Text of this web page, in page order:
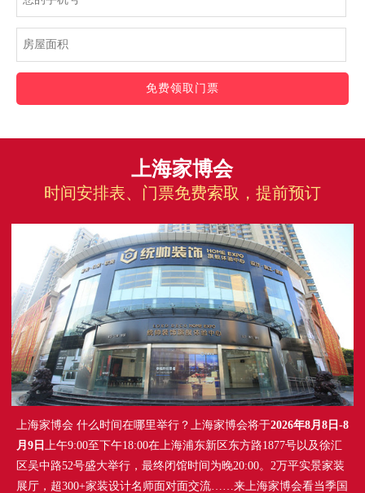
免费领取门票
上海家博会
时间安排表、门票免费索取，提前预订
上海家博会 什么时间在哪里举行？上海家博会将于2026年8月8日-8
月9日
上午9:00至下午18:00在上海浦东新区东方路1877号以及徐汇
区吴中路52号盛大举行，最终闭馆时间为晚20:00。2万平实景家装
展厅，超300+家装设计名师面对面交流……来上海家博会看当季国